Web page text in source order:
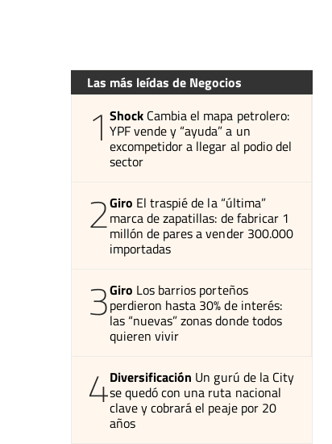
Las más leídas de Negocios
1 Shock Cambia el mapa petrolero:
YPF vende y “ayuda” a un
excompetidor a llegar al podio del
sector
2Giro El traspié de la “última”
marca de zapatillas: de fabricar 1
millón de pares a vender 300.000
importadas
3Giro Los barrios porteños
perdieron hasta 30% de interés:
las “nuevas” zonas donde todos
quieren vivir
4Diversificación Un gurú de la City
se quedó con una ruta nacional
clave y cobrará el peaje por 20
años